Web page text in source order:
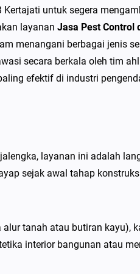
untuk segera
layanan Jasa Pest Control
menangani berbagai jenis
secara berkala oleh tim
efektif di industri
layanan ini adalah
sejak awal tahap
tanah atau butiran
interior bangunan atau